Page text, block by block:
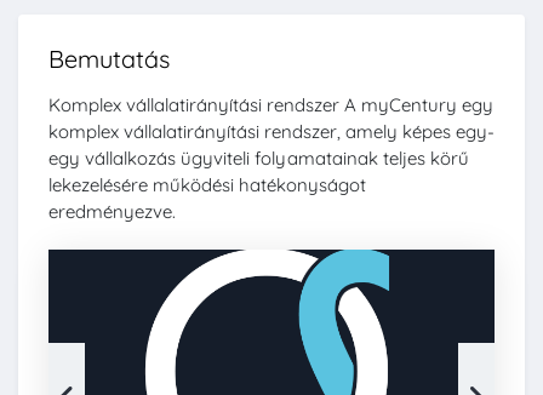
Bemutatás
Komplex vállalatirányítási rendszer A myCentury egy
komplex vállalatirányítási rendszer, amely képes egy-
egy vállalkozás ügyviteli folyamatainak teljes körű
lekezelésére működési hatékonyságot
eredményezve.